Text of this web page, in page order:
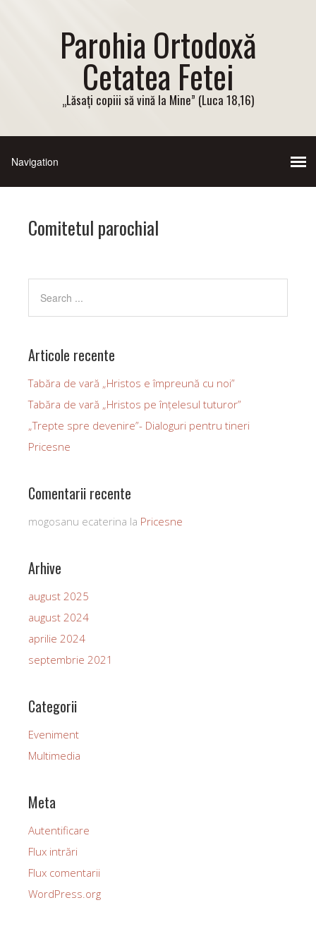
Parohia Ortodoxă
Cetatea Fetei
„Lăsați copiii să vină la Mine” (Luca 18,16)
Comitetul parochial
Articole recente
Tabăra de vară „Hristos e împreună cu noi”
Tabăra de vară „Hristos pe înțelesul tuturor”
„Trepte spre devenire”- Dialoguri pentru tineri
Pricesne
Comentarii recente
mogosanu ecaterina la Pricesne
Arhive
august 2025
august 2024
aprilie 2024
septembrie 2021
Categorii
Eveniment
Multimedia
Meta
Autentificare
Flux intrări
Flux comentarii
WordPress.org